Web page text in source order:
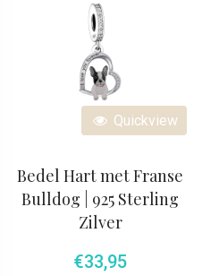
Quickview
Bedel Hart met Franse
Bulldog | 925 Sterling
Zilver
€33,95